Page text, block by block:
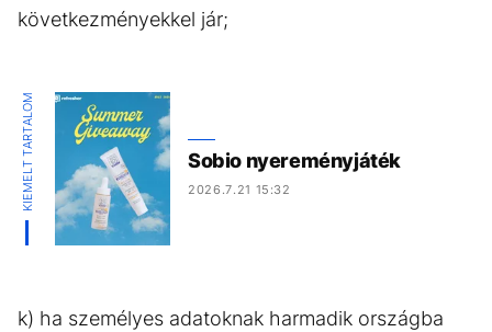
következményekkel jár;
KIEMELT TARTALOM Sobio nyereményjáték
2026.7.21 15:32
k) ha személyes adatoknak harmadik országba